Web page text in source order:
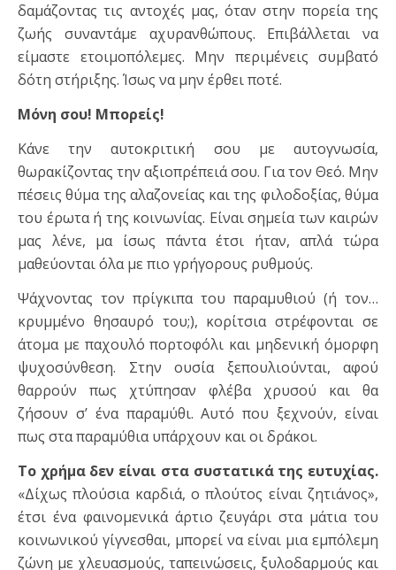
δαμάζοντας τις αντοχές μας, όταν στην πορεία της
ζωής συναντάμε αχυρανθώπους. Επιβάλλεται να
είμαστε ετοιμοπόλεμες. Μην περιμένεις συμβατό
δότη στήριξης. Ίσως να μην έρθει ποτέ.
Μόνη σου! Μπορείς!
Κάνε την αυτοκριτική σου με αυτογνωσία,
θωρακίζοντας την αξιοπρέπειά σου. Για τον Θεό. Μην
πέσεις θύμα της αλαζονείας και της φιλοδοξίας, θύμα
του έρωτα ή της κοινωνίας. Είναι σημεία των καιρών
μας λένε, μα ίσως πάντα έτσι ήταν, απλά τώρα
μαθεύονται όλα με πιο γρήγορους ρυθμούς.
Ψάχνοντας τον πρίγκιπα του παραμυθιού (ή τον…
κρυμμένο θησαυρό του;), κορίτσια στρέφονται σε
άτομα με παχουλό πορτοφόλι και μηδενική όμορφη
ψυχοσύνθεση. Στην ουσία ξεπουλιούνται, αφού
θαρρούν πως χτύπησαν φλέβα χρυσού και θα
ζήσουν σ’ ένα παραμύθι. Αυτό που ξεχνούν, είναι
πως στα παραμύθια υπάρχουν και οι δράκοι.
Το χρήμα δεν είναι στα συστατικά της ευτυχίας.
«Δίχως πλούσια καρδιά, ο πλούτος είναι ζητιάνος»,
έτσι ένα φαινομενικά άρτιο ζευγάρι στα μάτια του
κοινωνικού γίγνεσθαι, μπορεί να είναι μια εμπόλεμη
ζώνη με χλευασμούς, ταπεινώσεις, ξυλοδαρμούς και